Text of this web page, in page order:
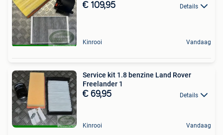
€ 109,95 Details
Kinrooi Vandaag
Service kit 1.8 benzine Land Rover
Freelander 1
€ 69,95 Details
Kinrooi Vandaag